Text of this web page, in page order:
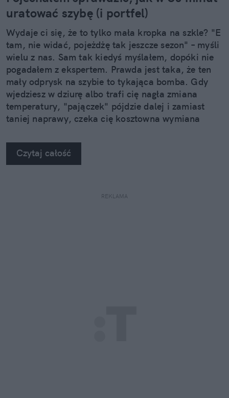
uratować szybę (i portfel)
Wydaje ci się, że to tylko mała kropka na szkle? "E
tam, nie widać, pojeżdżę tak jeszcze sezon" – myśli
wielu z nas. Sam tak kiedyś myślałem, dopóki nie
pogadałem z ekspertem. Prawda jest taka, że ten
mały odprysk na szybie to tykająca bomba. Gdy
wjedziesz w dziurę albo trafi cię nagła zmiana
temperatury, "pajączek" pójdzie dalej i zamiast
taniej naprawy, czeka cię kosztowna wymiana
na własne oczy zobaczyć, jak profesjonaliści radzą
sobie z takimi uszkodzeniami.
Czytaj całość
REKLAMA